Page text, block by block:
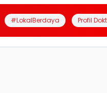
#LokalBerdaya Profil